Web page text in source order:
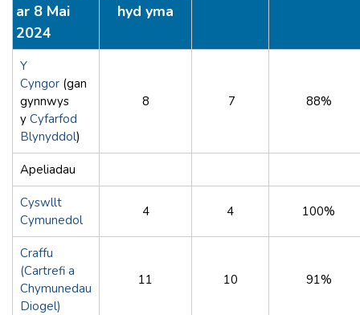
ar 8 Mai
2024
hyd yma
Y
Cyngor (gan
gynnwys
y Cyfarfod
Blynyddol)
8 7 88%
Apeliadau
Cyswllt
Cymunedol
4 4 100%
Craffu
(Cartrefi a
Chymunedau
Diogel)
11 10 91%